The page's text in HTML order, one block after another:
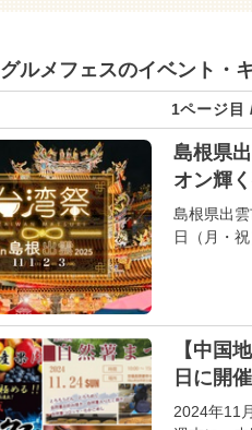
グルメフェスのイベント・
1ページ目
島根県
オン輝
島根県出
日（月・
【中国
日に開
2024年11